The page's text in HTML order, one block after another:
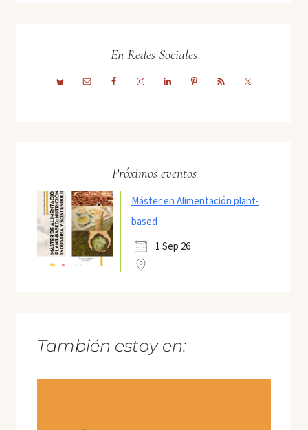
En Redes Sociales
Próximos eventos
Máster en Alimentación plant-
based
1 Sep 26
También estoy en: